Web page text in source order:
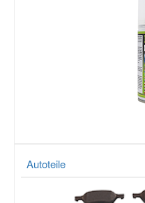
Autoteile
Toyota Ersatzteile